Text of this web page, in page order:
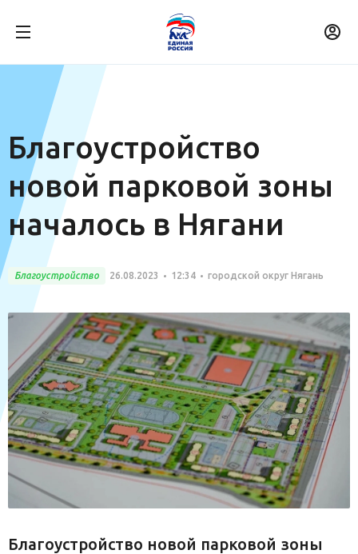
Благоустройство
новой парковой зоны
началось в Нягани
Благоустройство 26.08.2023 12:34 городской округ Нягань
Благоустройство новой парковой зоны